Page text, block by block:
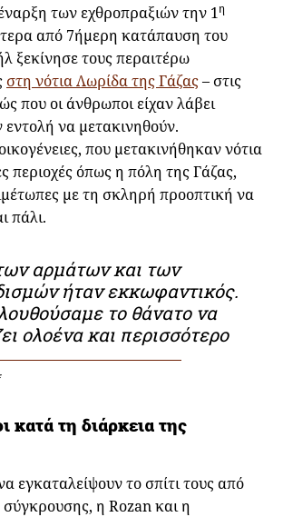
των εχθροπραξιών την 1η
από 7ήμερη κατάπαυση του
ξεκίνησε τους περαιτέρω
στη νότια Λωρίδα της Γάζας– στις
που οι άνθρωποι είχαν λάβει
να μετακινηθούν.
που μετακινήθηκαν νότια
περιοχές όπως η πόλη της Γάζας,
με τη σκληρή προοπτική να
πάλι.
αρμάτων και των
ήταν εκκωφαντικός.
το θάνατο να
ολοένα και περισσότερο
κατά τη διάρκεια της
εγκαταλείψουν το σπίτι τους από
η Rozan και η